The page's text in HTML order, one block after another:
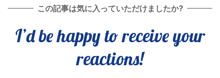
この記事は気に入っていただけましたか?
I’d be happy to receive your
reactions!